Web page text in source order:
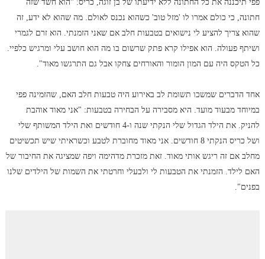
פפי תיכננה את כל החתונה ללא ידיעתו של בן זוגה, כריס: "הוא חשד שזה
חתונה, כי כולם אמרו לו 'מזל טוב' כשהוא נכנס לאולם. מה שהוא לא ידע, זה
שהוא צריך להציע לי נישואים בטבעות חלב אם שאני הזמנתי. הוא זרם לגמרי
ושיתף פעולה. הוא אפילו קרא פתק שרשום בו מה הוא חושב עלי ומרגיש כלפיי.
כל הטקס היה עם המון הומור והאורחים צחקו אבל גם התרגשו מאוד".
אחד הדברים שמשכו תשומת לב באירוע היה טבעות חלב האם, שהזמינה פפי
במיוחד מבעוד מועד. היא מסבירה על הבחירה בטבעות: "אני מאוד אוהבת
להניק. את הילד הגדול שלי הנקתי שנה ו-4 חודשים ואת הילד המשותף שלי
ושל כריס הנקתי 8 חודשים. אני מאוד מחוברת לטבע וכשראיתי שיש תכשיטים
מחלב אם זה ריגש אותי מאוד. זאת מזכרת מדהימה ויפה שמציגה את החיבור של
האם לילד. הזמנתי את הטבעות לי ולבעלי וחרטתי את השמות של הילדים שלנו
בפנים".